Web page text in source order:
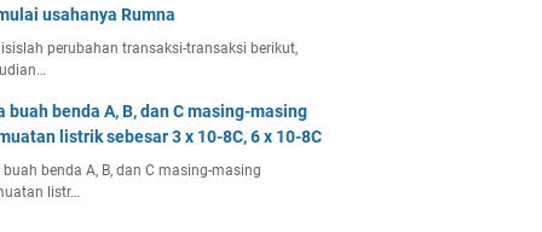
usahanya Rumna
perubahan transaksi-transaksi berikut,
buah benda A, B, dan C masing-masing
listrik sebesar 3 x 10-8C, 6 x 10-8C
buah benda A, B, dan C masing-masing
listr…